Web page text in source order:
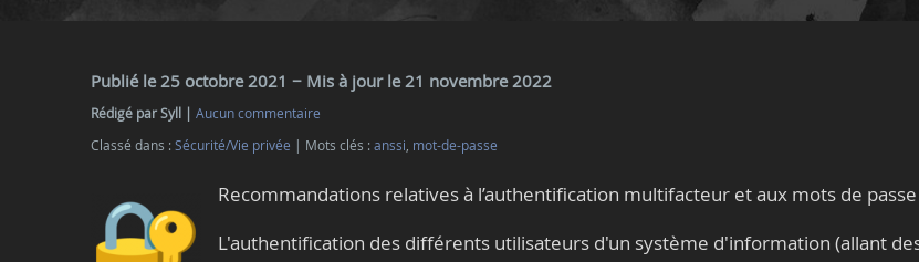
Publié le 25 octobre 2021 − Mis à jour le 21 novembre 2022
Rédigé par Syll
Aucun commentaire
Classé dans : Sécurité/Vie privée Mots clés : anssi, mot-de-passe
Recommandations relatives à l’authentification multifacteur et aux mots de passe
L'authentification des différents utilisateurs d'un système d'information (allant